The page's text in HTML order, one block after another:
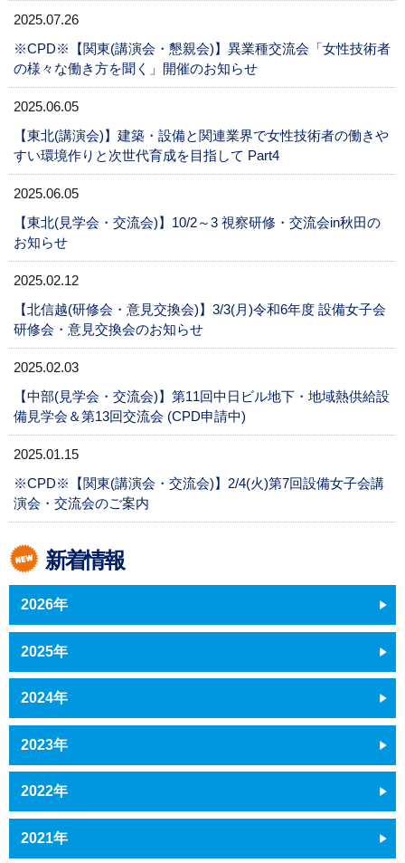
2025.07.26
※CPD※【関東(講演会・懇親会)】異業種交流会「女性技術者
の様々な働き方を聞く」開催のお知らせ
2025.06.05
【東北(講演会)】建築・設備と関連業界で女性技術者の働きや
すい環境作りと次世代育成を目指して Part4
2025.06.05
【東北(見学会・交流会)】10/2～3 視察研修・交流会in秋田の
お知らせ
2025.02.12
【北信越(研修会・意見交換会)】3/3(月)令和6年度 設備女子会
研修会・意見交換会のお知らせ
2025.02.03
【中部(見学会・交流会)】第11回中日ビル地下・地域熱供給設
備見学会＆第13回交流会 (CPD申請中)
2025.01.15
※CPD※【関東(講演会・交流会)】2/4(火)第7回設備女子会講
演会・交流会のご案内
新着情報
2026年
2025年
2024年
2023年
2022年
2021年